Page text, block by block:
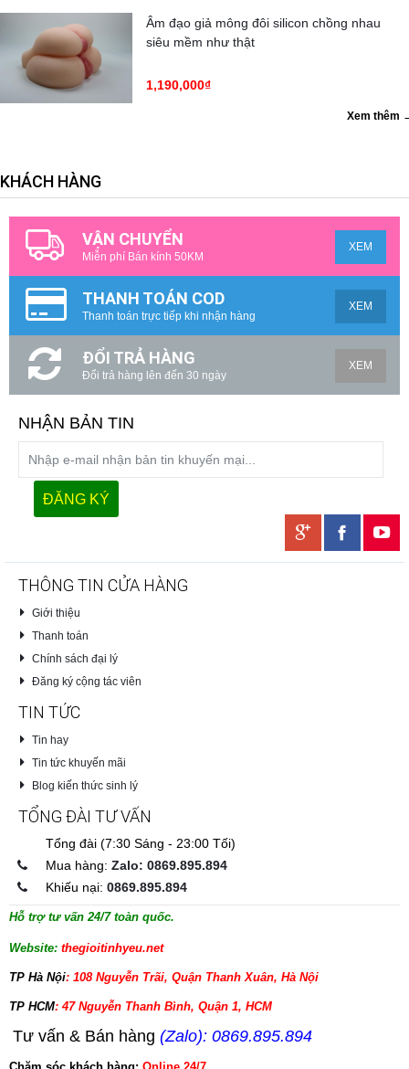
Âm đạo giả mông đôi silicon chồng nhau
siêu mềm như thật
1,190,000₫
Xem thêm
KHÁCH HÀNG
VẬN CHUYỂN
Miễn phí Bán kính 50KM
XEM
THANH TOÁN COD
Thanh toán trực tiếp khi nhận hàng
XEM
ĐỔI TRẢ HÀNG
Đổi trả hàng lên đến 30 ngày
XEM
NHẬN BẢN TIN
THÔNG TIN CỬA HÀNG
Giới thiệu
Thanh toán
Chính sách đại lý
Đăng ký cộng tác viên
TIN TỨC
Tin hay
Tin tức khuyến mãi
Blog kiến thức sinh lý
TỔNG ĐÀI TƯ VẤN
Tổng đài (7:30 Sáng - 23:00 Tối)
Mua hàng: Zalo: 0869.895.894
Khiếu nại: 0869.895.894
Hỗ trợ tư vấn 24/7 toàn quốc.
Website: thegioitinhyeu.net
TP Hà Nội: 108 Nguyễn Trãi, Quận Thanh Xuân, Hà Nội
TP HCM: 47 Nguyễn Thanh Bình, Quận 1, HCM
Tư vấn & Bán hàng (Zalo): 0869.895.894